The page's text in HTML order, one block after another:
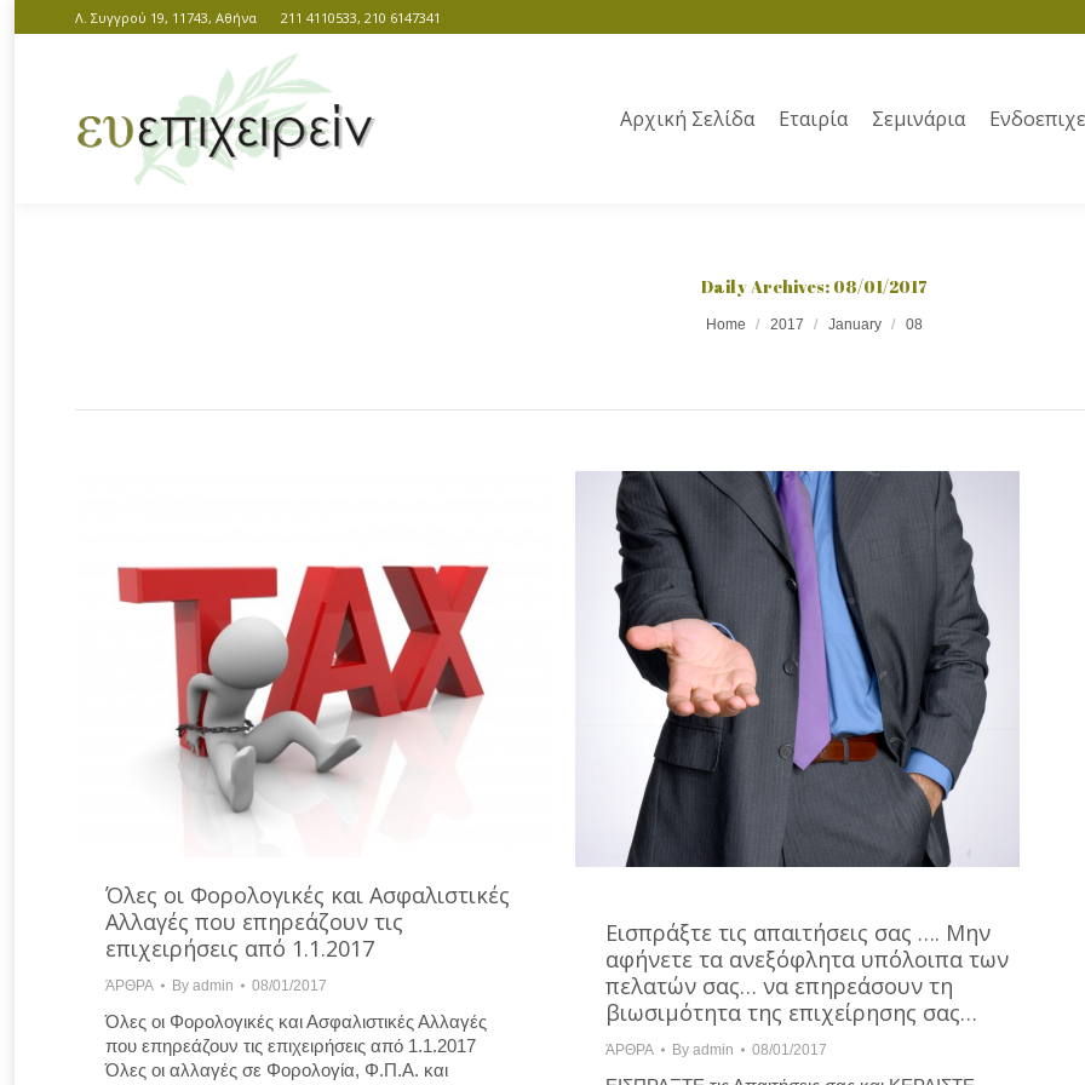
Λ. Συγγρού 19, 11743, Αθήνα 211 4110533, 210 6147341
Αρχική Σελίδα Εταιρία Σεμινάρια
Daily Archives: 08/01/2017
Home 2017 January 08
Όλες οι Φορολογικές και Ασφαλιστικές
Αλλαγές που επηρεάζουν τις
επιχειρήσεις από 1.1.2017
ΆΡΘΡΑ By admin 08/01/2017
Όλες οι Φορολογικές και Ασφαλιστικές Αλλαγές
που επηρεάζουν τις επιχειρήσεις από 1.1.2017
Όλες οι αλλαγές σε Φορολογία, Φ.Π.Α. και
Εισπράξτε τις απαιτήσεις σας …. Μην
αφήνετε τα ανεξόφλητα υπόλοιπα των
πελατών σας… να επηρεάσουν τη
βιωσιμότητα της επιχείρησης σας…
ΆΡΘΡΑ By admin 08/01/2017